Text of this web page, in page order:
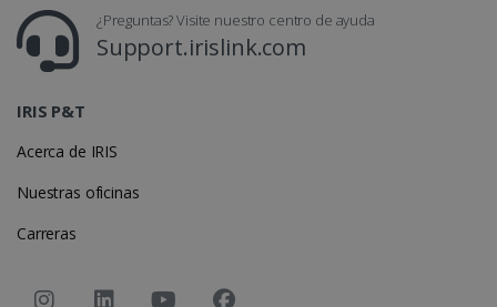
¿Preguntas? Visite nuestro centro de ayuda
Support.irislink.com
IRIS P&T
Acerca de IRIS
Nuestras oficinas
Carreras